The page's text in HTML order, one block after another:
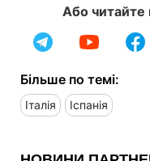
Або читайте
Більше по темі:
Італія Іспанія